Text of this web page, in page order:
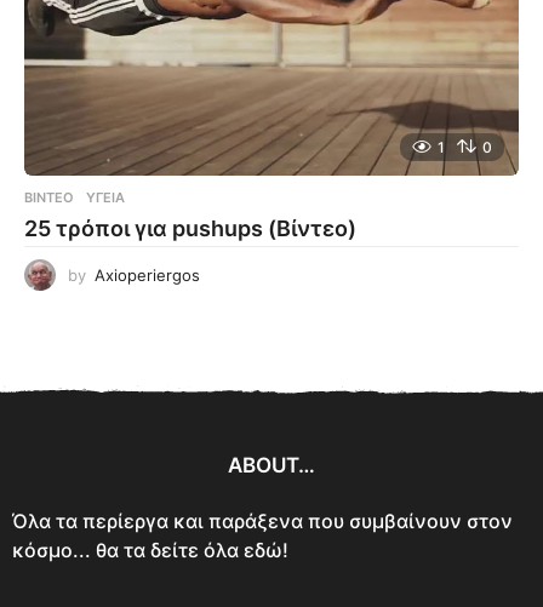
1 0
ΒΊΝΤΕΟ ΥΓΕΊΑ
25 τρόποι για pushups (Βίντεο)
by Axioperiergos
ABOUT…
Όλα τα περίεργα και παράξενα που συμβαίνουν στον
κόσμο... θα τα δείτε όλα εδώ!